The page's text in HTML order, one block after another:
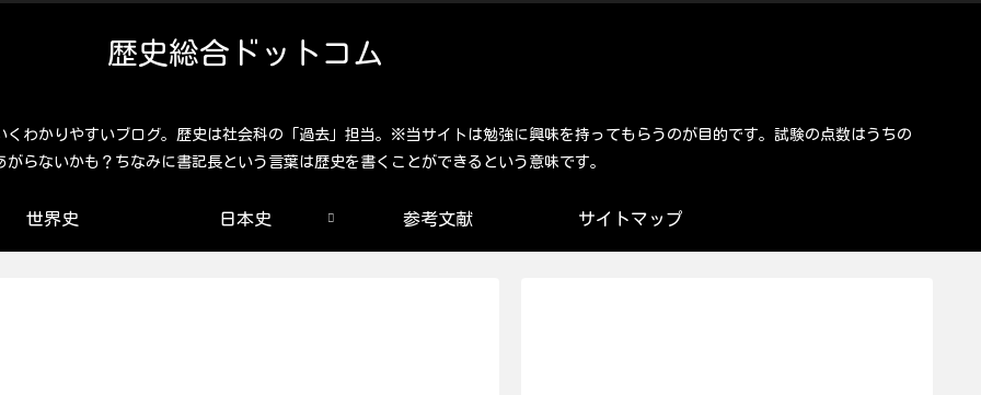
歴史総合ドットコム
わかりやすいブログ。歴史は社会科の「過去」担当。※当サイトは勉強に興味を持ってもらうのが目的です。試験の点数はうちの
がらないかも？ちなみに書記長という言葉は歴史を書くことができるという意味です。
世界史 日本史 参考文献 サイトマップ